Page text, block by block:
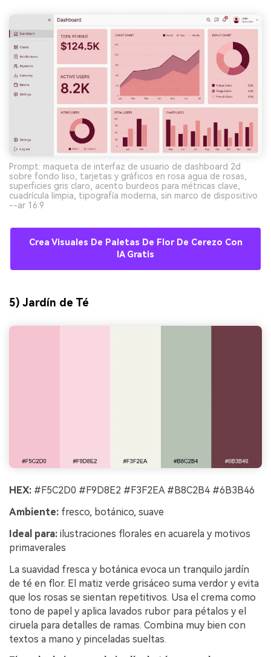
Prompt: maqueta de interfaz de usuario de dashboard 2d
sobre fondo liso, tarjetas y gráficos en rosa agua de rosas,
superficies gris claro, acento burdeos para métricas clave,
cuadrícula limpia, tipografía moderna, sin marco de dispositivo
--ar 16:9
Crea Visuales De Paletas De Flor De Cerezo Con
IA Gratis
5) Jardín de Té
HEX: #F5C2D0 #F9D8E2 #F3F2EA #B8C2B4 #6B3B46
Ambiente: fresco, botánico, suave
Ideal para: ilustraciones florales en acuarela y motivos
primaverales
La suavidad fresca y botánica evoca un tranquilo jardín
de té en flor. El matiz verde grisáceo suma verdor y evita
que los rosas se sientan repetitivos. Usa el crema como
tono de papel y aplica lavados rubor para pétalos y el
ciruela para detalles de ramas. Combina muy bien con
textos a mano y pinceladas sueltas.